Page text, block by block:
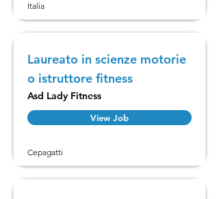
Italia
Laureato in scienze motorie
o istruttore fitness
Asd Lady Fitness
View Job
Cepagatti